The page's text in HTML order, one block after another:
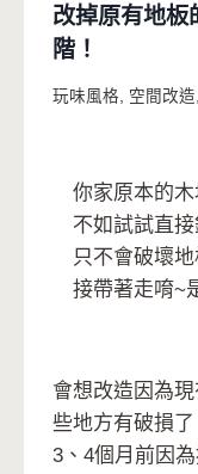
改掉原有地板
階！
玩味風格 空間改造
你家原本的
不如試試直
只不會破壞
接帶著走唷~
會想改造因為
些地方有破損
3、4個月前因